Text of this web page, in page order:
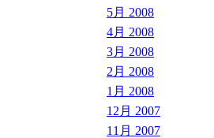
5月 2008
4月 2008
3月 2008
2月 2008
1月 2008
12月 2007
11月 2007